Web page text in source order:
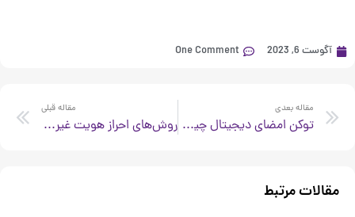
آگوست 6, 2023 One Comment
Prev
مقاله بعدی
توکن امضای دیجیتال چیست و نحوه اتصال و نصب آن چگونه است
مقاله قبلی
روش‌های احراز هویت غیر حضوری و کاربردهای آن
مقالات مرتبط